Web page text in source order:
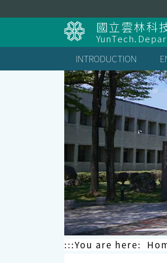
to
content國立雲林科
INTRODUCTION
:::You are here: